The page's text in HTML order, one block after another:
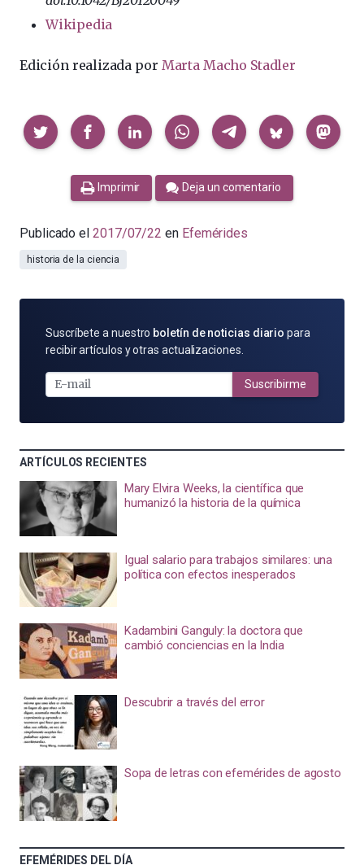
Wikipedia
Edición realizada por Marta Macho Stadler
Compartir
Imprimir Deja un comentario
Publicado el 2017/07/22 en Efemérides
historia de la ciencia
SUSCRÍBETE
POR
MAIL
Suscríbete a nuestro boletín de noticias diario para
recibir artículos y otras actualizaciones.
Suscribirme
ARTÍCULOS RECIENTES
Mary Elvira Weeks, la científica que
humanizó la historia de la química
Igual salario para trabajos similares: una
política con efectos inesperados
Kadambini Ganguly: la doctora que
cambió conciencias en la India
Descubrir a través del error
Sopa de letras con efemérides de agosto
EFEMÉRIDES DEL DÍA